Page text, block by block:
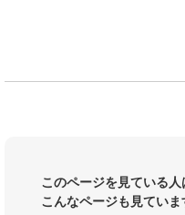
このページを見ている人
こんなページも見ていま